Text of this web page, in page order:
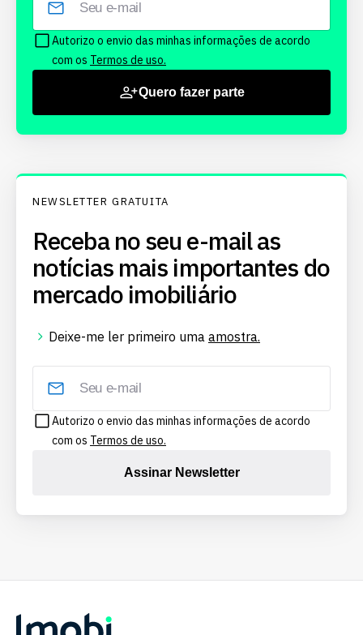
Autorizo o envio das minhas informações de acordo
com os Termos de uso.
Quero fazer parte
NEWSLETTER GRATUITA
Receba no seu e-mail as
notícias mais importantes do
mercado imobiliário
Deixe-me ler primeiro uma amostra.
Autorizo o envio das minhas informações de acordo
com os Termos de uso.
Assinar Newsletter